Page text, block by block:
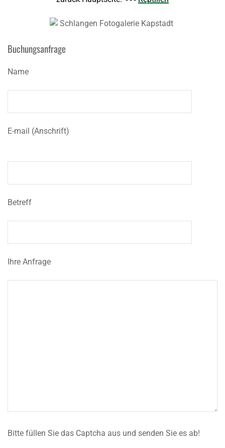
Buchungsanfrage
Name
E-mail (Anschrift)
Betreff
Ihre Anfrage
Bitte füllen Sie das Captcha aus und senden Sie es ab!